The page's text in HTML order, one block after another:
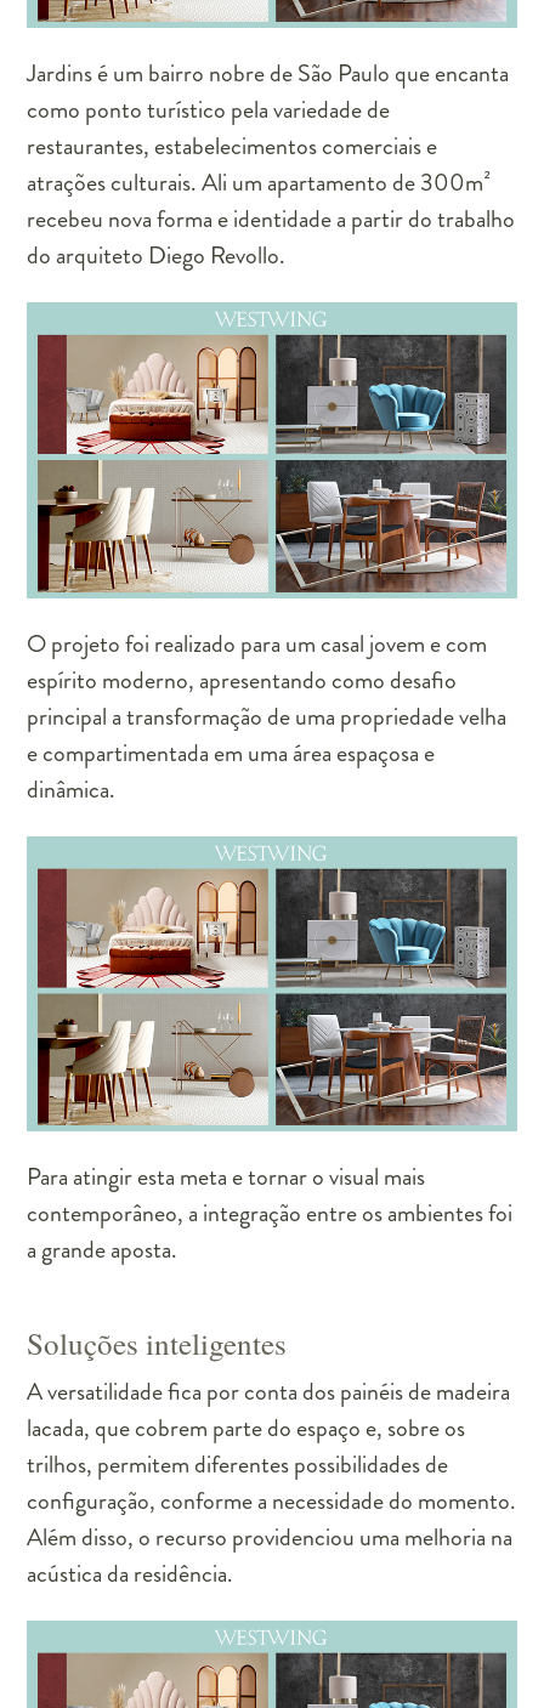
Jardins é um bairro nobre de São Paulo que encanta
como ponto turístico pela variedade de
restaurantes, estabelecimentos comerciais e
atrações culturais. Ali um apartamento de 300m²
recebeu nova forma e identidade a partir do trabalho
do arquiteto Diego Revollo.
O projeto foi realizado para um casal jovem e com
espírito moderno, apresentando como desafio
principal a transformação de uma propriedade velha
e compartimentada em uma área espaçosa e
dinâmica.
Para atingir esta meta e tornar o visual mais
contemporâneo, a integração entre os ambientes foi
a grande aposta.
Soluções inteligentes
A versatilidade fica por conta dos painéis de madeira
lacada, que cobrem parte do espaço e, sobre os
trilhos, permitem diferentes possibilidades de
configuração, conforme a necessidade do momento.
Além disso, o recurso providenciou uma melhoria na
acústica da residência.